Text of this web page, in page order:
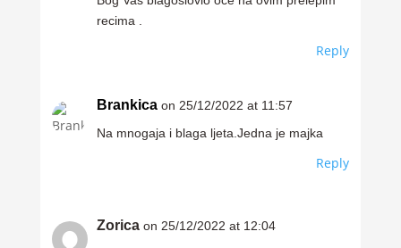
recima .
Reply
Brankica on 25/12/2022 at 11:57
Na mnogaja i blaga ljeta.Jedna je majka
Reply
Zorica on 25/12/2022 at 12:04